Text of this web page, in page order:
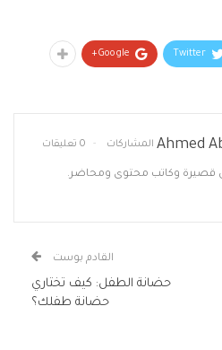
Twitter
Google+
Ahmed 0 تعليقات
وكاتب محتوى ومحاضر.
القادم بوست
حضانة الطفل: كيف تختاري
حضانة طفلك؟